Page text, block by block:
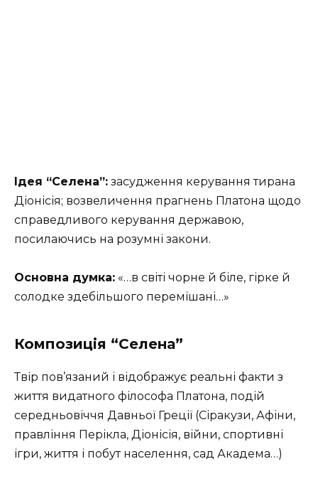
Ідея “Селена”: засудження керування тирана
Діонісія; возвеличення прагнень Платона щодо
справедливого керування державою,
посилаючись на розумні закони.
Основна думка: «…в світі чорне й біле, гірке й
солодке здебільшого перемішані…»
Композиція “Селена”
Твір пов’язаний і відображує реальні факти з
життя видатного філософа Платона, подій
середньовіччя Давньої Греції (Сіракузи, Афіни,
правління Перікла, Діонісія, війни, спортивні
ігри, життя і побут населення, сад Академа…)